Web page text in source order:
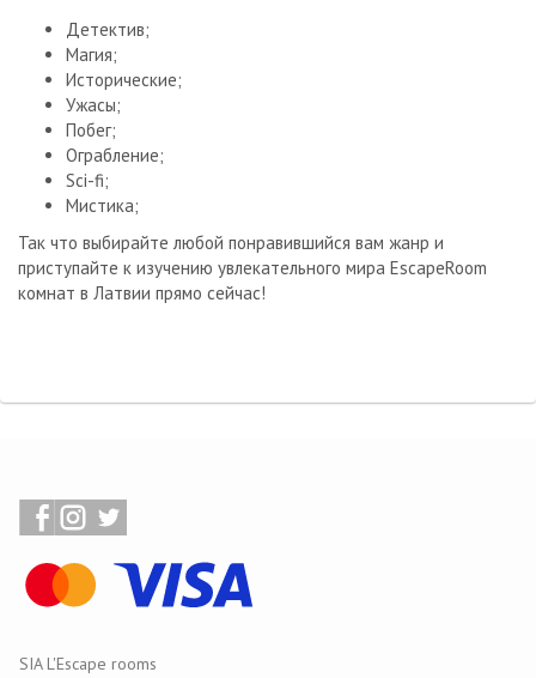
Детектив;
Магия;
Исторические;
Ужасы;
Побег;
Ограбление;
Sci-fi;
Мистика;
Так что выбирайте любой понравившийся вам жанр и
приступайте к изучению увлекательного мира EscapeRoom
комнат в Латвии прямо сейчас!
SIA L'Escape rooms